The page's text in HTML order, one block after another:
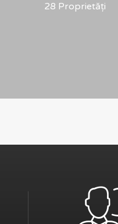
28 Proprietăți